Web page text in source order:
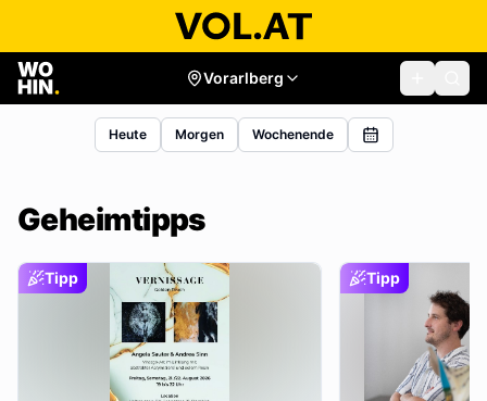
Vorarlberg
Heute Morgen Wochenende
Geheimtipps
Tipp Tipp